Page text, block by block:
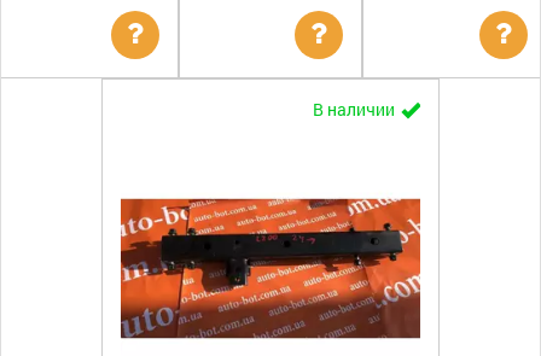
Уточнить
Уточнить
цену
В наличии